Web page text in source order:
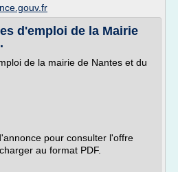
d'emploi de la Mairie
de la mairie de Nantes et du
pour consulter l'offre
au format PDF.